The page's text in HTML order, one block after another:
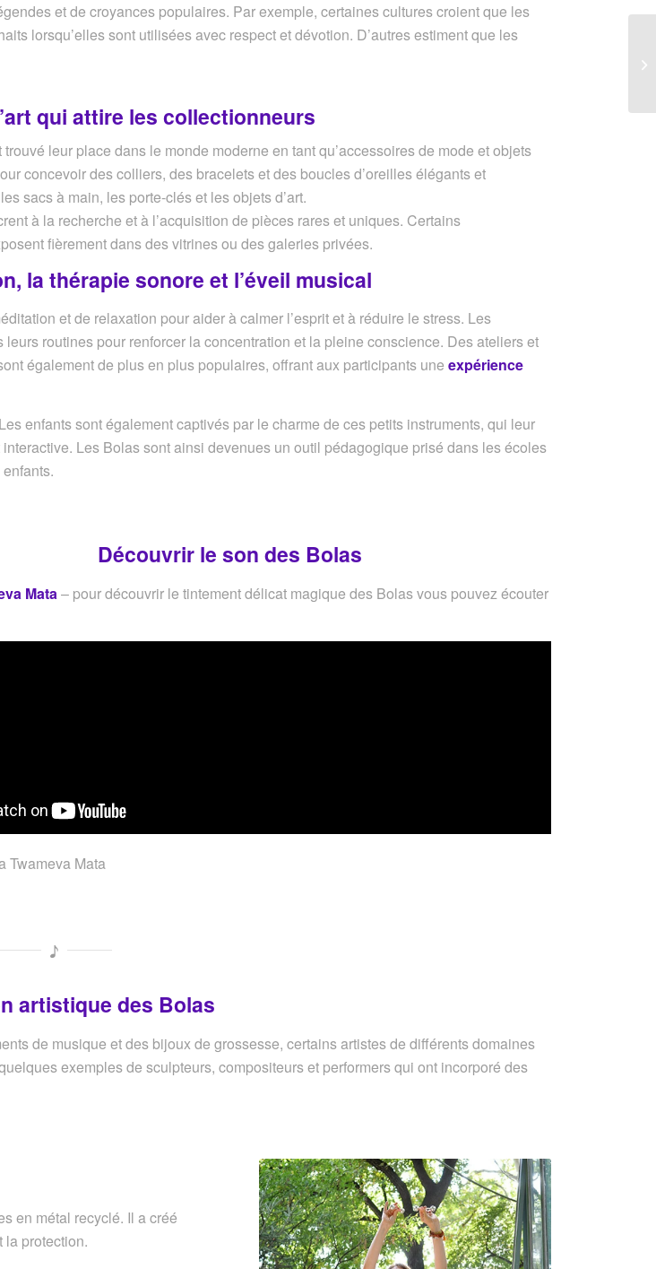
et de croyances populaires. Par exemple, certaines cultures croient que les
lorsqu’elles sont utilisées avec respect et dévotion. D’autres estiment que les
qui attire les collectionneurs
leur place dans le monde moderne en tant qu’accessoires de mode et objets
concevoir des colliers, des bracelets et des boucles d’oreilles élégants et
sacs à main, les porte-clés et les objets d’art.
à la recherche et à l’acquisition de pièces rares et uniques. Certains
fièrement dans des vitrines ou des galeries privées.
la thérapie sonore et l’éveil musical
et de relaxation pour aider à calmer l’esprit et à réduire le stress. Les
routines pour renforcer la concentration et la pleine conscience. Des ateliers et
également de plus en plus populaires, offrant aux participants uneexpérience
enfants sont également captivés par le charme de ces petits instruments, qui leur
Les Bolas sont ainsi devenues un outil pédagogique prisé dans les écoles
Découvrir le son des Bolas
Mata– pour découvrir le tintement délicat magique des Bolas vous pouvez écouter
Twameva Mata
artistique des Bolas
de musique et des bijoux de grossesse, certains artistes de différents domaines
exemples de sculpteurs, compositeurs et performers qui ont incorporé des
en métal recyclé. Il a créé
la protection.